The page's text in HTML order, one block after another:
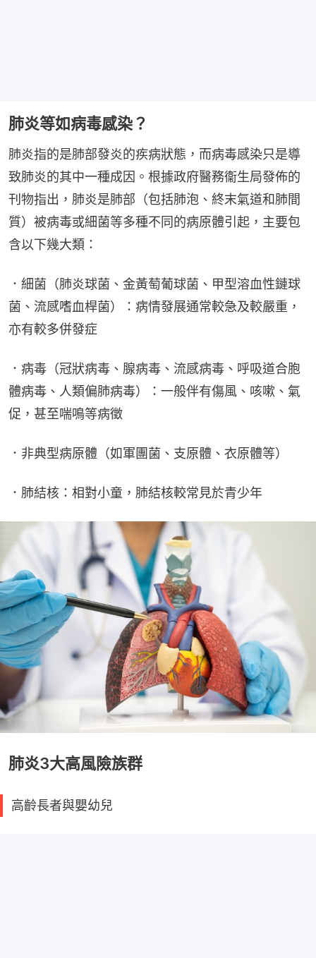
肺炎等如病毒感染？
肺炎指的是肺部發炎的疾病狀態，而病毒感染只是導
致肺炎的其中一種成因。根據政府醫務衞生局發佈的
刊物指出，肺炎是肺部（包括肺泡、終末氣道和肺間
質）被病毒或細菌等多種不同的病原體引起，主要包
含以下幾大類：
．細菌（肺炎球菌、金黃萄葡球菌、甲型溶血性鏈球
菌、流感嗜血桿菌）：病情發展通常較急及較嚴重，
亦有較多併發症
．病毒（冠狀病毒、腺病毒、流感病毒、呼吸道合胞
體病毒、人類偏肺病毒）：一般伴有傷風、咳嗽、氣
促，甚至喘鳴等病徵
．非典型病原體（如軍團菌、支原體、衣原體等）
．肺結核：相對小童，肺結核較常見於青少年
肺炎3大高風險族群
高齡長者與嬰幼兒